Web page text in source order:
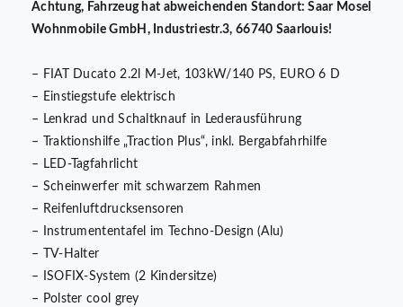
Achtung, Fahrzeug hat abweichenden Standort: Saar Mosel
Wohnmobile GmbH, Industriestr.3, 66740 Saarlouis!
– FIAT Ducato 2.2l M-Jet, 103kW/140 PS, EURO 6 D
– Einstiegstufe elektrisch
– Lenkrad und Schaltknauf in Lederausführung
– Traktionshilfe „Traction Plus“, inkl. Bergabfahrhilfe
– LED-Tagfahrlicht
– Scheinwerfer mit schwarzem Rahmen
– Reifenluftdrucksensoren
– Instrumententafel im Techno-Design (Alu)
– TV-Halter
– ISOFIX-System (2 Kindersitze)
– Polster cool grey